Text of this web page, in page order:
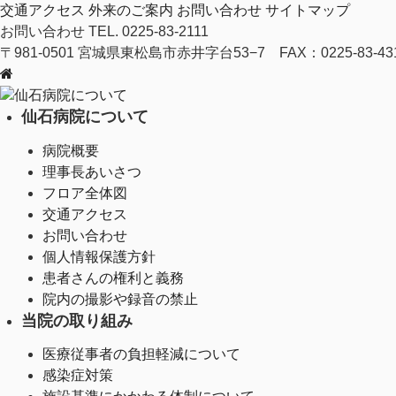
交通アクセス 外来のご案内 お問い合わせ サイトマップ
お問い合わせ TEL. 0225-83-2111
〒981-0501 宮城県東松島市赤井字台53−7 FAX：0225-83-
仙石病院について
仙石病院について
病院概要
理事長あいさつ
フロア全体図
交通アクセス
お問い合わせ
個人情報保護方針
患者さんの権利と義務
院内の撮影や録音の禁止
当院の取り組み
医療従事者の負担軽減について
感染症対策